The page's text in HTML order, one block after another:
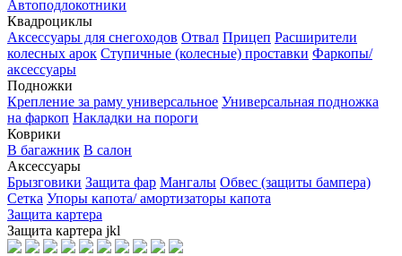
Автоподлокотники
Квадроциклы
Аксессуары для снегоходов Отвал Прицеп Расширители
колесных арок Ступичные (колесные) проставки Фаркопы/
аксессуары
Подножки
Крепление за раму универсальное Универсальная подножка
на фаркоп Накладки на пороги
Коврики
В багажник В салон
Аксессуары
Брызговики Защита фар Мангалы Обвес (защиты бампера)
Сетка Упоры капота/ амортизаторы капота
Защита картера
Защита картера jkl